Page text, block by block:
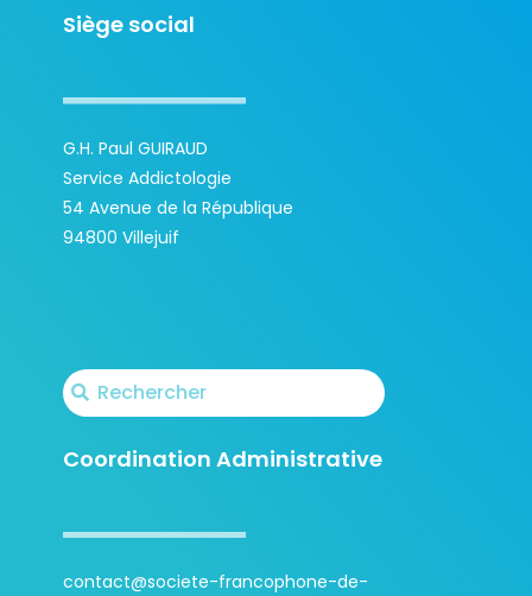
Siège social
G.H. Paul GUIRAUD
Service Addictologie
54 Avenue de la République
94800 Villejuif
Coordination Administrative
contact@societe-francophone-de-